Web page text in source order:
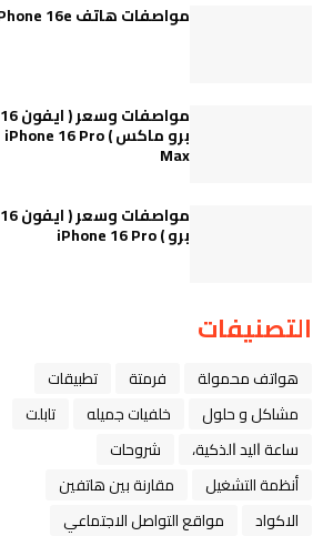
مواصفات هاتف iPhone 16e
مواصفات وسعر ( ايفون 16
برو ماكس ) iPhone 16 Pro
Max
مواصفات وسعر ( ايفون 16
برو ) iPhone 16 Pro
التصنيفات
هواتف محمولة فرمتة
تطبيقات
مشاكل و حلول
خلفيات جميله
تابلت
ﺳﺎﻋﺔ ﺍﻟﻴﺪ ﺍﻟﺬﻛﻴﺔ،
شروحات
أنظمة التشغيل
مقارنة بين هاتفين
الاكواد
مواقع التواصل الاجتماعي